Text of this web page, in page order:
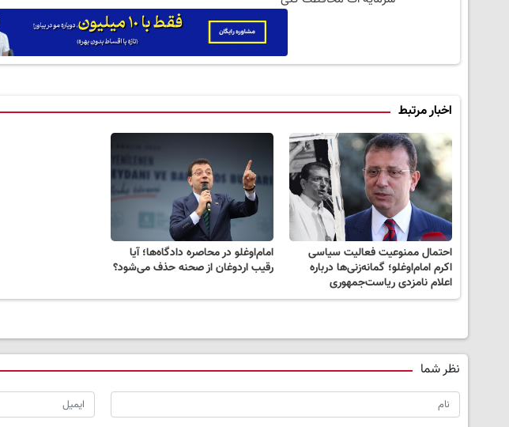
اخبار مرتبط
احتمال ممنوعیت فعالیت سیاسی
اکرم امام‌اوغلو؛ گمانه‌زنی‌ها درباره
اعلام نامزدی ریاست‌جمهوری
امام‌اوغلو در محاصره دادگاه‌ها؛ آیا
رقیب اردوغان از صحنه حذف می‌شود؟
نظر شما